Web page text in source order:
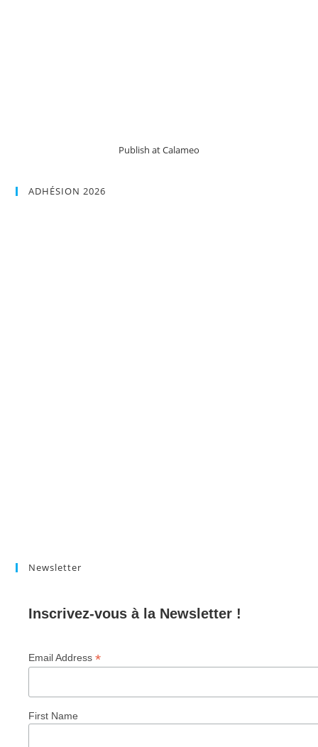
Publish at Calameo
ADHÉSION 2026
Newsletter
Inscrivez-vous à la Newsletter !
Email Address*
First Name